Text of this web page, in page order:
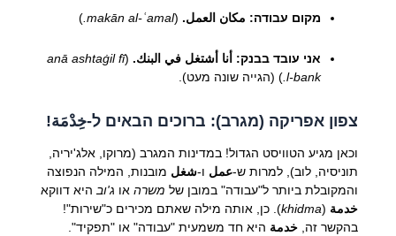
מקום עבודה: مكان العمل. (
makān al-ʿamal.
)
אני עובד בבנק: أنا أشتغل في البنك. (
anā ashtaġil fī
l-bank. ) (הגייה שונה מעט).
צפון אפריקה (מגרב): ברוכים הבאים ל-خِدْمَة!
וכאן מגיע הטוויסט הגדול! במדינות המגרב (מרוקו, אלג'יריה,
תוניסיה, לוב), למרות ש-عمل ו-شغل מובנות, המילה הנפוצה
והמקובלת ביותר ל"עבודה" במובן של משרהאו ג'ובהיא דווקא
خدمة (
khidma). כן, אותה מילה שאתם מכירים כ"שירות"!
בהקשר זה, خدمة היא חד משמעית "עבודה" או "תפקיד".